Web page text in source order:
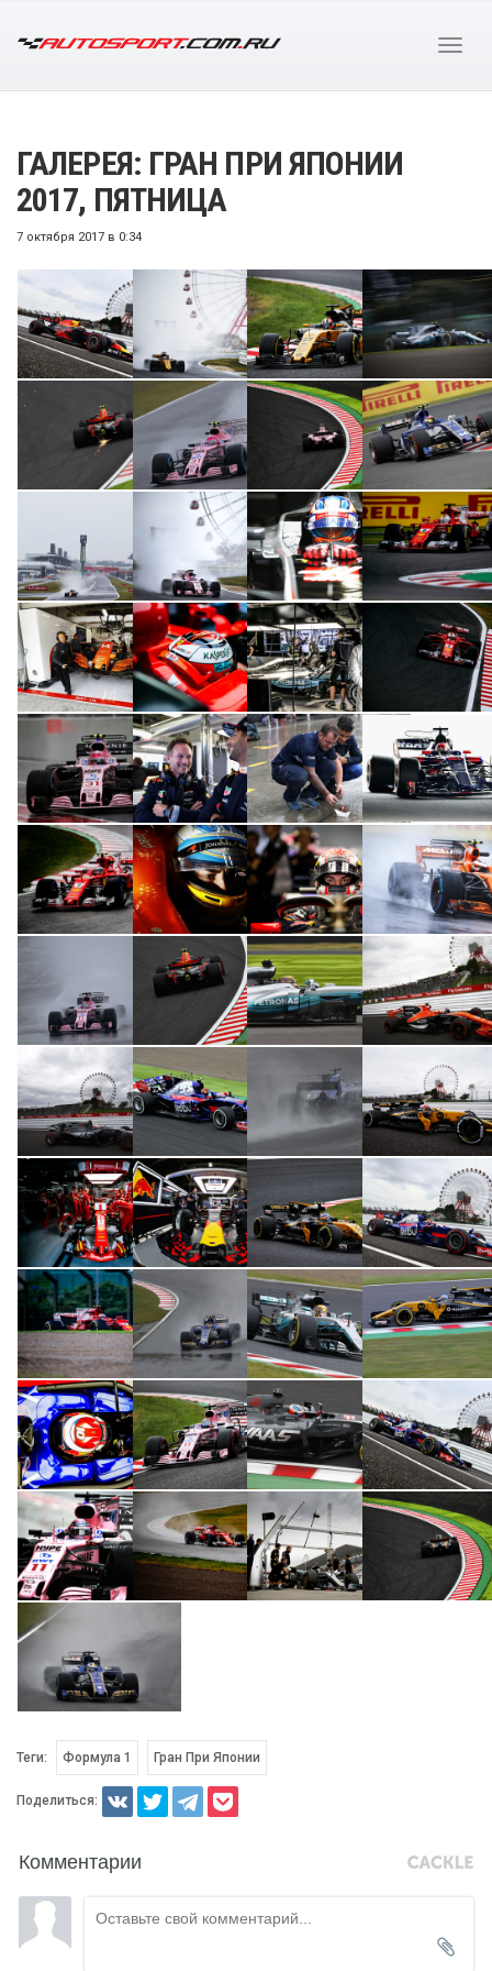
ГАЛЕРЕЯ: ГРАН ПРИ ЯПОНИИ
2017, ПЯТНИЦА
7 октября 2017 в 0:34
Теги: Формула 1 Гран При Японии
Поделиться:
Комментарии